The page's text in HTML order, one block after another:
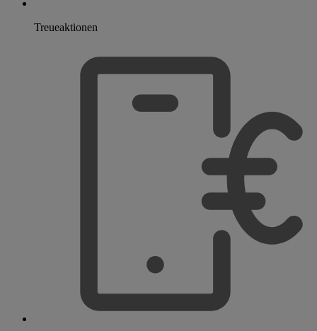
Treueaktionen